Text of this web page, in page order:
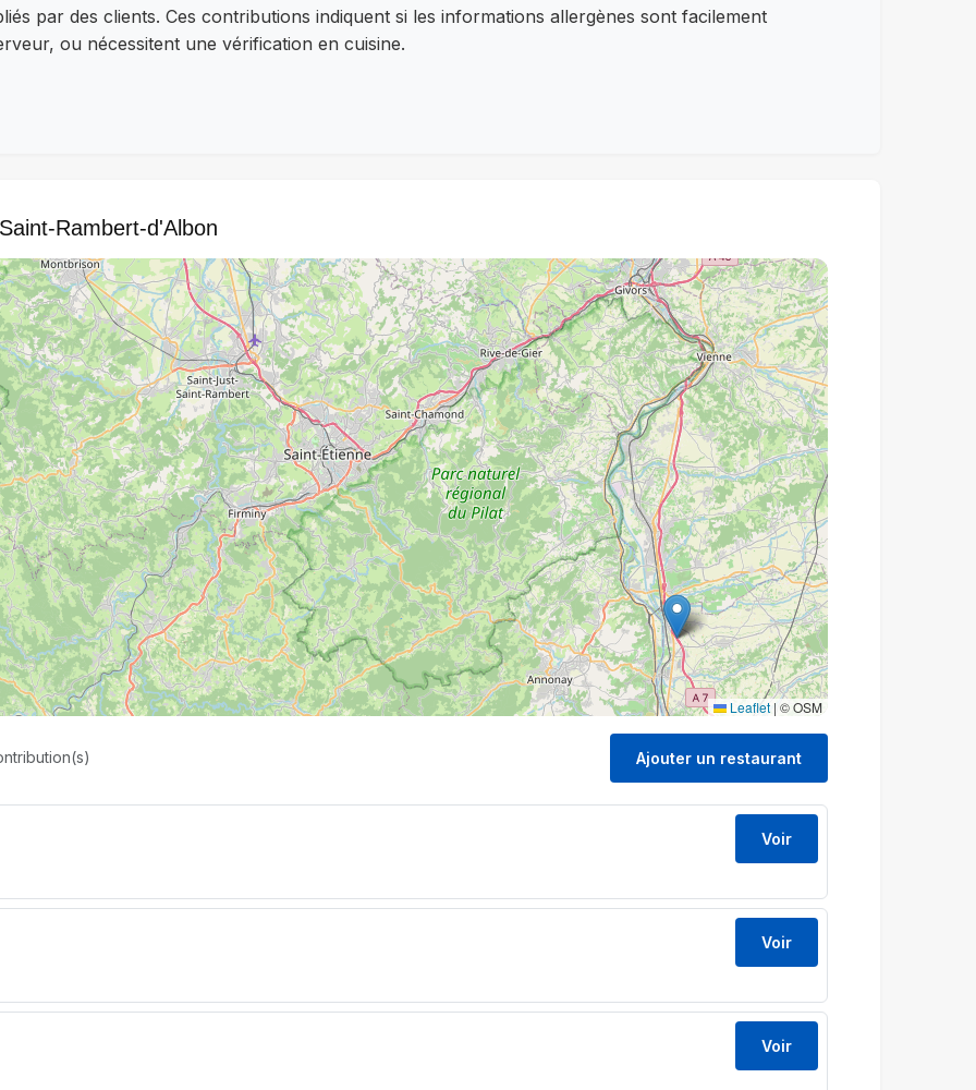
par des clients. Ces contributions indiquent si les informations allergènes sont facilement
ou nécessitent une vérification en cuisine.
Rambert-d'Albon
Leaflet | © OSM
Ajouter un restaurant
Voir
Voir
Voir